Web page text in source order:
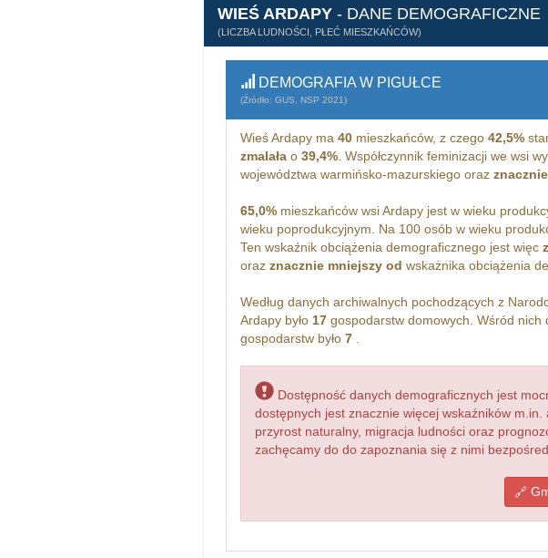
WIEŚ ARDAPY - DANE DEMOGRAFICZNE
(LICZBA LUDNOŚCI, PŁEĆ MIESZKAŃCÓW)
DEMOGRAFIA W PIGUŁCE
(Źródło: GUS, NSP 2021)
Wieś Ardapy ma 40mieszkańców, z czego 42,5%
zmalałao 39,4%. Współczynnik feminizacji we wsi
województwa warmińsko-mazurskiego oraz
65,0%mieszkańców wsi Ardapy jest w wieku
wieku poprodukcyjnym. Na 100 osób w wieku
Ten wskaźnik obciążenia demograficznego jest więc
oraz znacznie mniejszy od wskażnika obciążenia
Według danych archiwalnych pochodzących z
Ardapy było 17gospodarstw domowych. Wśród nich
gospodarstw było 7.
Dostępność danych demograficznych jest
dostępnych jest znacznie więcej wskaźników m.in.
przyrost naturalny, migracja ludności oraz
zachęcamy do do zapoznania się z nimi